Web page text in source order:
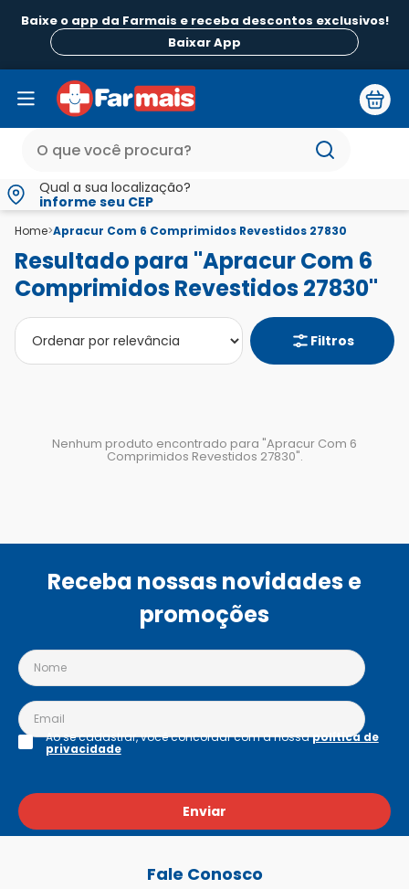
Baixe o app da Farmais e receba descontos exclusivos!
Baixar App
Qual a sua localização?
informe seu CEP
Home>Apracur Com 6 Comprimidos Revestidos 27830
Resultado para "Apracur Com 6
Comprimidos Revestidos 27830"
Filtros
Nenhum produto encontrado para "Apracur Com 6
Comprimidos Revestidos 27830".
Receba nossas novidades e
promoções
Enviar
Ao se cadastrar, você concordar com a nossapolítica de
privacidade
Fale Conosco